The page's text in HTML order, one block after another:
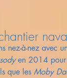
nez-à-nez avec
en 2014 pour
que les Moby